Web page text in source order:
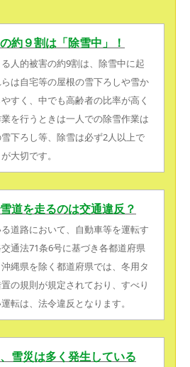
約９割は「除雪中」！
人的被害の約9割は、除雪中に起
は自宅等の屋根の雪下ろしや雪か
すく、中でも高齢者の比率が高く
を行うときは一人での除雪作業は
下ろし等、除雪は必ず2人以上で
大切です。
道を走るのは交通違反？
道路において、自動車等を運転す
通法71条6号に基づき各都道府県
縄県を除く都道府県では、冬用タ
の規則が規定されており、すべり
転は、法令違反となります。
雪災は多く発生している